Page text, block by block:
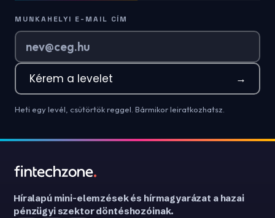
MUNKAHELYI E-MAIL CÍM
Kérem a levelet →
Heti egy levél, csütörtök reggel. Bármikor leiratkozhatsz.
Híralapú mini-elemzések és hírmagyarázat a hazai
pénzügyi szektor döntéshozóinak.